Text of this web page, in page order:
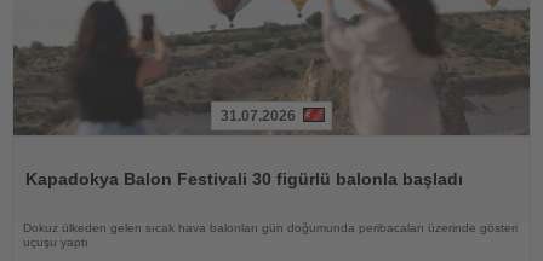
31.07.2026
Kapadokya Balon Festivali 30 figürlü balonla başladı
Dokuz ülkeden gelen sıcak hava balonları gün doğumunda peribacaları üzerinde gösteri
uçuşu yaptı